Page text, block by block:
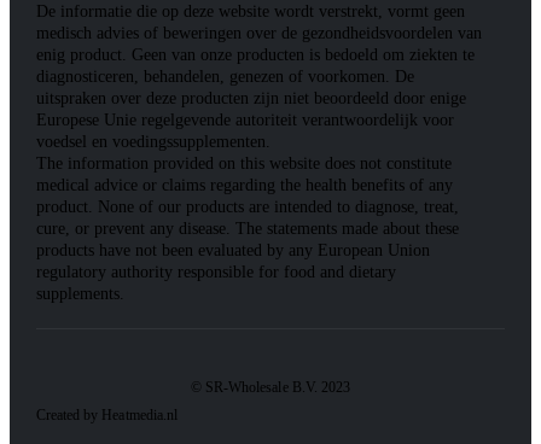
De informatie die op deze website wordt verstrekt, vormt geen
medisch advies of beweringen over de gezondheidsvoordelen van
enig product. Geen van onze producten is bedoeld om ziekten te
diagnosticeren, behandelen, genezen of voorkomen. De
uitspraken over deze producten zijn niet beoordeeld door enige
Europese Unie regelgevende autoriteit verantwoordelijk voor
voedsel en voedingssupplementen.
The information provided on this website does not constitute
medical advice or claims regarding the health benefits of any
product. None of our products are intended to diagnose, treat,
cure, or prevent any disease. The statements made about these
products have not been evaluated by any European Union
regulatory authority responsible for food and dietary
supplements.
© SR-Wholesale B.V. 2023
Created by Heatmedia.nl